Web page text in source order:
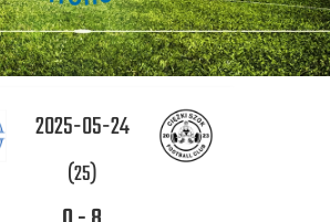
2025-05-24
(25)